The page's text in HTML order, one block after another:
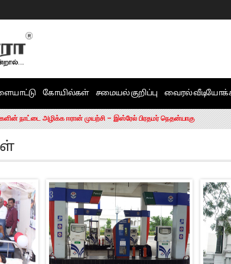
கோயில்கள் சமையல் குறிப்பு வைரல்
நாட்டை அழிக்க ஈரான் முயற்சி – இஸ்ரேல் பிரதமர் நெதன்யாகு
நீக்குவதற்கு இபிஎஸ்க்கு அதிகாரம் இல்லை.. – சி. வி.சண்முகம்
நடத்திய மொழிப்போரில் ஸ்டிக்கர் ஒட்டிக்கொண்டது திமுக”- பாமக
சக்ரவர்த்தியின் கருத்து காங்கிரஸ் தலைமையின் கருத்து கிடையாது – கார்த்தி
அவர்களே என் ரோல் மாடல்” -பிரேமலதா விஜயகாந்த் பேட்டி
காந்தி கைது – தவெக தலைவர் விஜய் கண்டனம்
சாம்பல் ஆனாலும் தனித்துதான் போட்டி – சீமான்